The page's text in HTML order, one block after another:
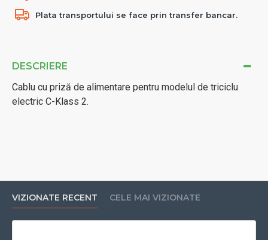
DESCRIERE
Cablu cu priză de alimentare pentru modelul de triciclu
electric C-Klass 2.
Plata transportului se face prin transfer bancar.
VIZIONATE RECENT CELE MAI VIZIONATE